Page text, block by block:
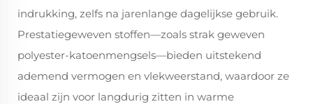
indrukking, zelfs na jarenlange dagelijkse gebruik.
Prestatiegeweven stoffen—zoals strak geweven
polyester-katoenmengsels—bieden uitstekend
ademend vermogen en vlekweerstand, waardoor ze
ideaal zijn voor langdurig zitten in warme